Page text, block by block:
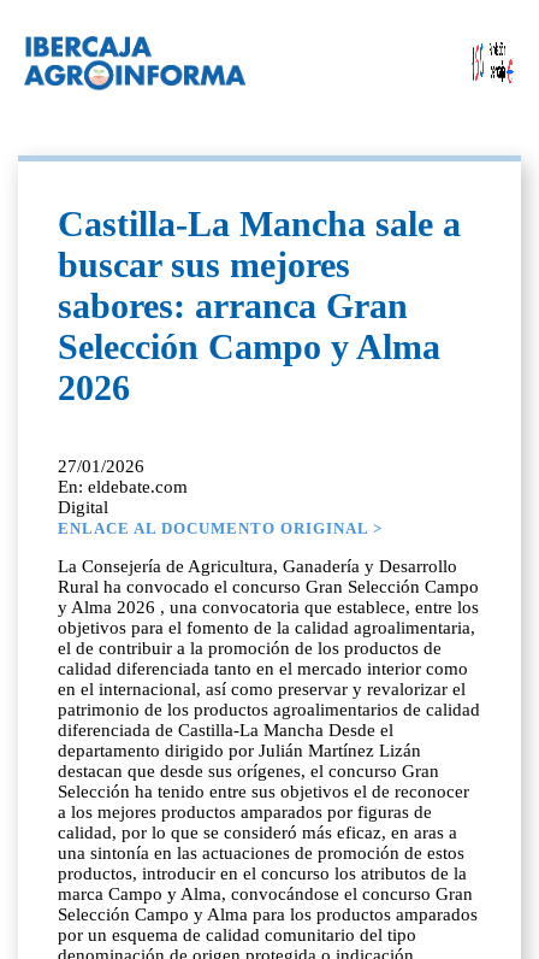
Castilla-La Mancha sale a
buscar sus mejores
sabores: arranca Gran
Selección Campo y Alma
2026
27/01/2026
En: eldebate.com
Digital
ENLACE AL DOCUMENTO ORIGINAL >
La Consejería de Agricultura, Ganadería y Desarrollo
Rural ha convocado el concurso Gran Selección Campo
y Alma 2026 , una convocatoria que establece, entre los
objetivos para el fomento de la calidad agroalimentaria,
el de contribuir a la promoción de los productos de
calidad diferenciada tanto en el mercado interior como
en el internacional, así como preservar y revalorizar el
patrimonio de los productos agroalimentarios de calidad
diferenciada de Castilla-La Mancha Desde el
departamento dirigido por Julián Martínez Lizán
destacan que desde sus orígenes, el concurso Gran
Selección ha tenido entre sus objetivos el de reconocer
a los mejores productos amparados por figuras de
calidad, por lo que se consideró más eficaz, en aras a
una sintonía en las actuaciones de promoción de estos
productos, introducir en el concurso los atributos de la
marca Campo y Alma, convocándose el concurso Gran
Selección Campo y Alma para los productos amparados
por un esquema de calidad comunitario del tipo